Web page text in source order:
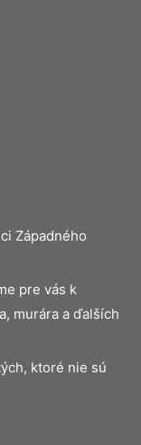
Západného
pre vás k
murára a ďalších
ktoré nie sú